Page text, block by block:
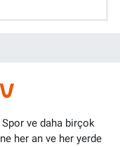
ve daha birçok
her an ve her yerde